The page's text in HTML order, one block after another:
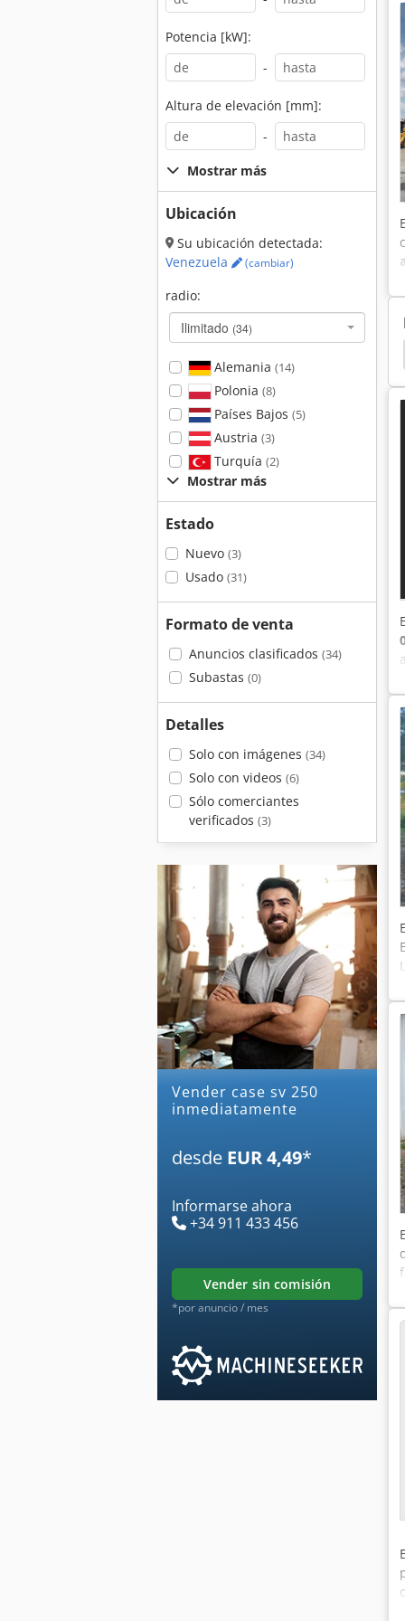
Potencia [kW]:
-
Altura de elevación [mm]:
-
Mostrar más
Ubicación
Su ubicación detectada:
Venezuela
(cambiar)
radio:
Ilimitado (34)
Alemania (14)
Polonia (8)
Países Bajos (5)
Austria (3)
Turquía (2)
Mostrar más
Estado
Nuevo (3)
Usado (31)
Formato de venta
Anuncios clasificados (34)
Subastas (0)
Detalles
Solo con imágenes (34)
Solo con videos (6)
Sólo comerciantes
verificados (3)
Vender case sv 250
inmediatamente
desde EUR 4,49*
Informarse ahora
+34 911 433 456
vender sin comisión
*por anuncio / mes
Hyundai Camioneta